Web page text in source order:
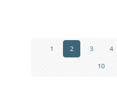
1 2 3 4
10